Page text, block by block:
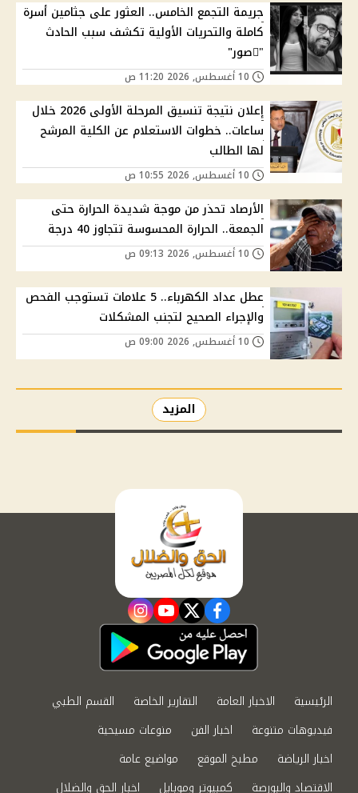
جريمة التجمع الخامس.. العثور على جثامين أسرة
كاملة والتحريات الأولية تكشف سبب الحادث
"ًصور"
إعلان نتيجة تنسيق المرحلة الأولى 2026 خلال
ساعات.. خطوات الاستعلام عن الكلية المرشح
لها الطالب
الأرصاد تحذر من موجة شديدة الحرارة حتى
الجمعة.. الحرارة المحسوسة تتجاوز 40 درجة
عطل عداد الكهرباء.. 5 علامات تستوجب الفحص
والإجراء الصحيح لتجنب المشكلات
المزيد
facebook
twitter
youtube
instagram
الرئيسية الاخبار العامة التقارير الخاصة
القسم الطبي
فيديوهات متنوعة
اخبار الفن
منوعات مسيحية
اخبار الرياضة
مطبخ الموقع
مواضيع عامة
الاقتصاد والبورصة
كمبيوتر وموبايل اخبار الحق والضلال